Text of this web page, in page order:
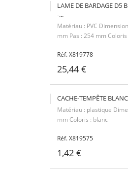
LAME DE BARDAGE D5
-...
Matériau : PVC
mm Pas : 254 mm
Réf. X819778
25,44 €
CACHE-TEMPÊTE
Matériau : plastique
mm Coloris : blanc
Réf. X819575
1,42 €